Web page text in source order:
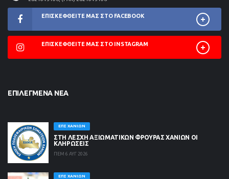
ΕΠΙΣΚΕΦΘΕΊΤΕ ΜΑΣ ΣΤΟ FACEBOOK
ΕΠΙΣΚΕΦΘΕΊΤΕ ΜΑΣ ΣΤΟ INSTAGRAM
ΕΠΙΛΕΓΜΈΝΑ ΝΈΑ
ΕΠΣ ΧΑΝΊΩΝ
ΣΤΗ ΛΈΣΧΗ ΑΞΙΩΜΑΤΙΚΏΝ ΦΡΟΥΡΆΣ ΧΑΝΊΩΝ ΟΙ
ΚΛΗΡΏΣΕΙΣ
ΠΕΜ 6 ΑΥΓ 2026
ΕΠΣ ΧΑΝΊΩΝ